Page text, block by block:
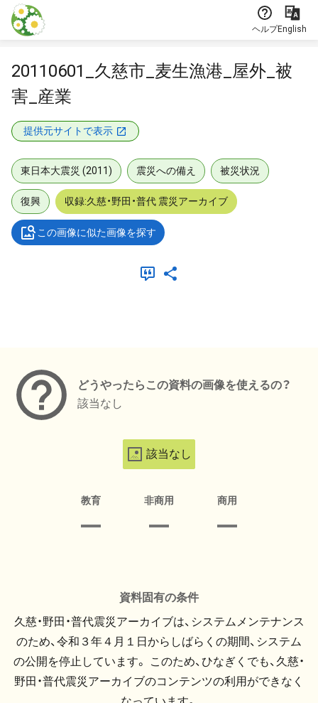
本文に飛ぶ
ヘルプEnglish
20110601_久慈市_麦生漁港_屋外_被
害_産業
提供元サイトで表示
東日本大震災 (2011) 震災への備え 被災状況
復興 収録:久慈・野田・普代 震災アーカイブ
この画像に似た画像を探す
どうやったらこの資料の画像を使えるの？
該当なし
該当なし
教育 非商用 商用
資料固有の条件
久慈・野田・普代震災アーカイブは、システムメンテナンス
のため、令和３年４月１日からしばらくの期間、システム
の公開を停止しています。 このため、ひなぎくでも、久慈・
野田・普代震災アーカイブのコンテンツの利用ができなく